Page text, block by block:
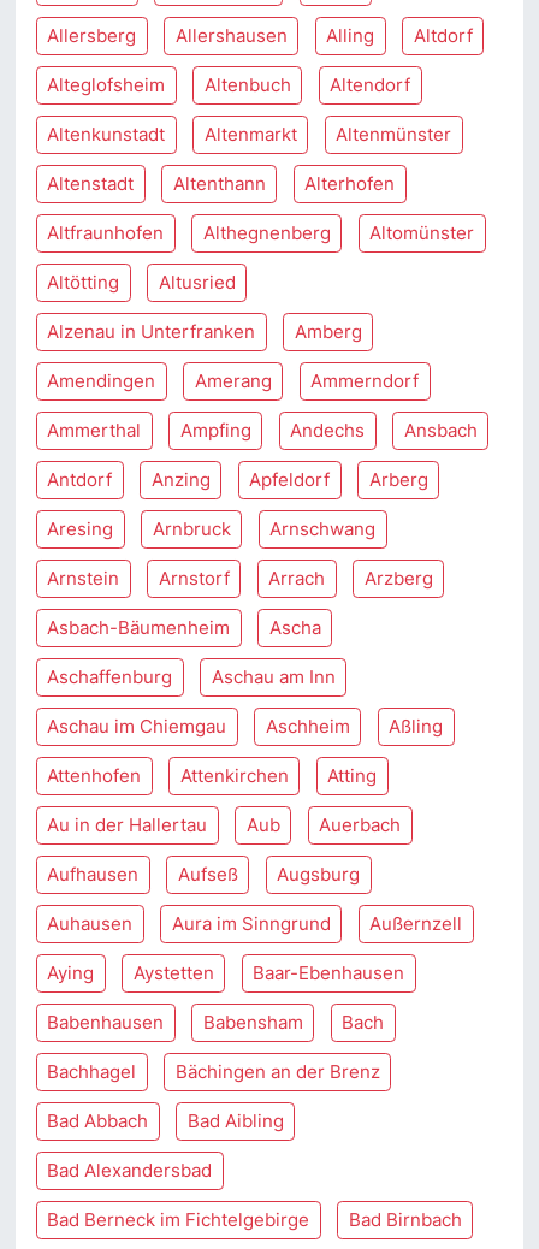
Allersberg Allershausen Alling Altdorf
Alteglofsheim Altenbuch Altendorf
Altenkunstadt Altenmarkt Altenmünster
Altenstadt Altenthann Alterhofen
Altfraunhofen Althegnenberg Altomünster
Altötting Altusried
Alzenau in Unterfranken Amberg
Amendingen Amerang Ammerndorf
Ammerthal Ampfing Andechs Ansbach
Antdorf Anzing Apfeldorf Arberg
Aresing Arnbruck Arnschwang
Arnstein Arnstorf Arrach Arzberg
Asbach-Bäumenheim Ascha
Aschaffenburg Aschau am Inn
Aschau im Chiemgau Aschheim Aßling
Attenhofen Attenkirchen Atting
Au in der Hallertau Aub Auerbach
Aufhausen Aufseß Augsburg
Auhausen Aura im Sinngrund Außernzell
Aying Aystetten Baar-Ebenhausen
Babenhausen Babensham Bach
Bachhagel Bächingen an der Brenz
Bad Abbach Bad Aibling
Bad Alexandersbad
Bad Berneck im Fichtelgebirge Bad Birnbach